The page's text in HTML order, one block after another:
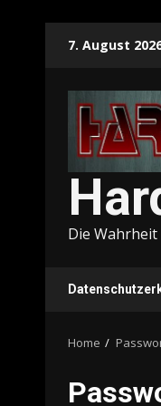
7. August
Die Wahrheit
Home